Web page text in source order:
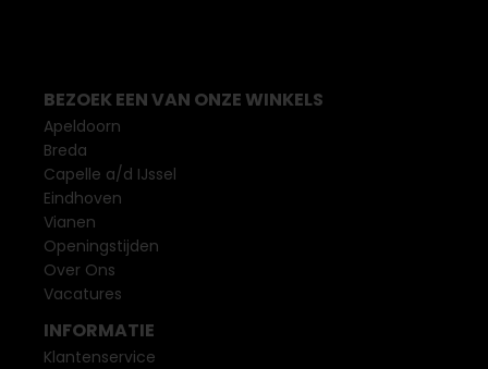
BEZOEK EEN VAN ONZE WINKELS
Apeldoorn
Breda
Capelle a/d IJssel
Eindhoven
Vianen
Openingstijden
Over Ons
Vacatures
INFORMATIE
Klantenservice